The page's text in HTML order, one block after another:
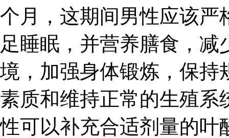
个月，这期间男性应该严
足睡眠，并营养膳食，
境，加强身体锻炼，保持
素质和维持正常的生殖系
性可以补充合适剂量的叶